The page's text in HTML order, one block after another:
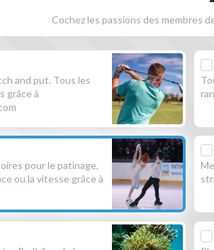
Cochez les passions des membres
and put. Tous les
grâce à
pour le patinage,
ou la vitesse grâce à